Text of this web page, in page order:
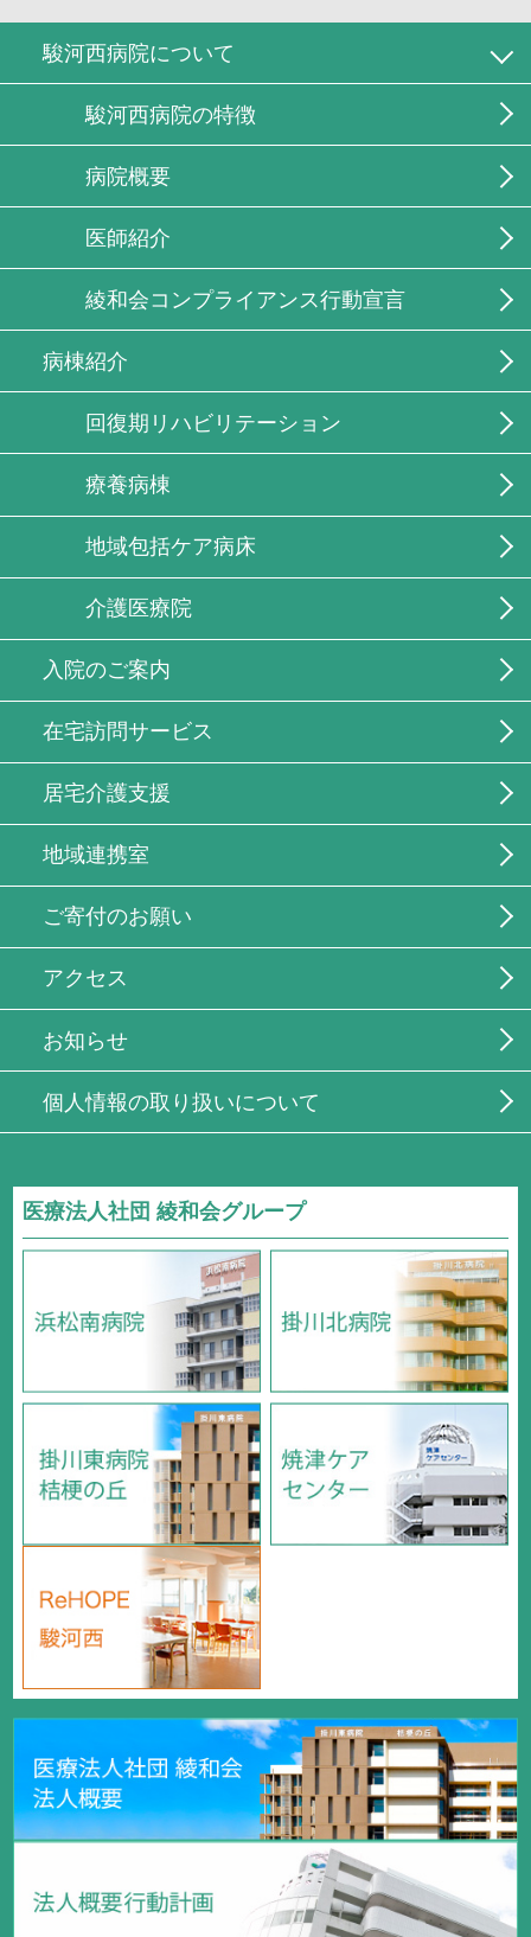
駿河西病院について
駿河西病院の特徴
病院概要
医師紹介
綾和会コンプライアンス行動宣言
病棟紹介
回復期リハビリテーション
療養病棟
地域包括ケア病床
介護医療院
入院のご案内
在宅訪問サービス
居宅介護支援
地域連携室
ご寄付のお願い
アクセス
お知らせ
個人情報の取り扱いについて
医療法人社団 綾和会グループ